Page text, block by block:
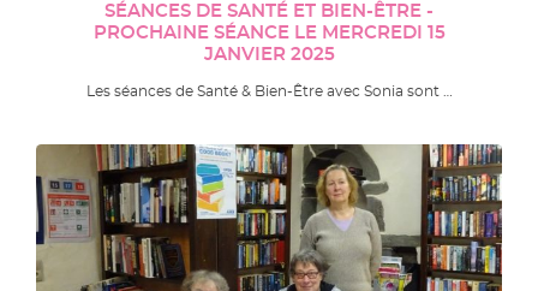
SÉANCES DE SANTÉ ET BIEN-ÊTRE -
PROCHAINE SÉANCE LE MERCREDI 15
JANVIER 2025
Les séances de Santé & Bien-Être avec Sonia sont …